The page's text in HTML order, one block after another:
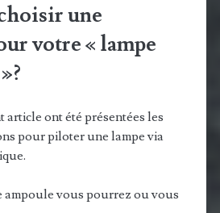
une
votre « lampe
article ont été présentées les
pour piloter une lampe via
ampoule vous pourrez ou vous